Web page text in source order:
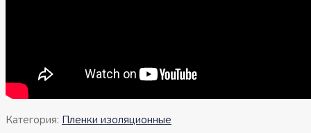
Категория: Пленки изоляционные